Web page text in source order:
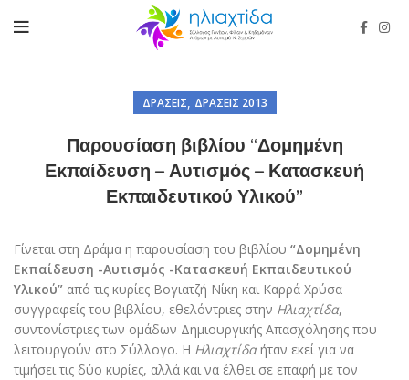
ΔΡΆΣΕΙΣ, ΔΡΆΣΕΙΣ 2013
Παρουσίαση βιβλίου “Δομημένη
Εκπαίδευση – Αυτισμός – Κατασκευή
Εκπαιδευτικού Υλικού”
Γίνεται στη Δράμα η παρουσίαση του βιβλίου “Δομημένη
Εκπαίδευση -Αυτισμός -Κατασκευή Εκπαιδευτικού
Υλικού” από τις κυρίες Βογιατζή Νίκη και Καρρά Χρύσα
συγγραφείς του βιβλίου, εθελόντριες στην Ηλιαχτίδα,
συντονίστριες των ομάδων Δημιουργικής Απασχόλησης που
λειτουργούν στο Σύλλογο. Η Ηλιαχτίδαήταν εκεί για να
τιμήσει τις δύο κυρίες, αλλά και να έλθει σε επαφή με τον